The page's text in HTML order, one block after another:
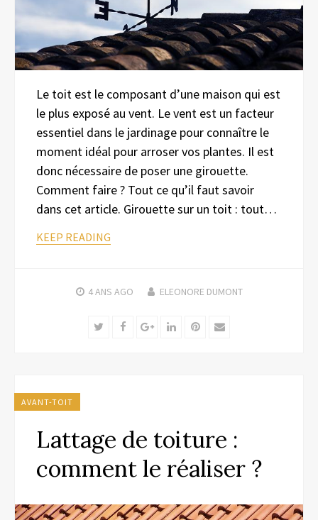
Le toit est le composant d’une maison qui est
le plus exposé au vent. Le vent est un facteur
essentiel dans le jardinage pour connaître le
moment idéal pour arroser vos plantes. Il est
donc nécessaire de poser une girouette.
Comment faire ? Tout ce qu’il faut savoir
dans cet article. Girouette sur un toit : tout…
KEEP READING
4 ANS AGO ELEONORE DUMONT
TwitterFacebookGoogle+LinkedInPinterest
Email
AVANT-TOIT
Lattage de toiture :
comment le réaliser ?